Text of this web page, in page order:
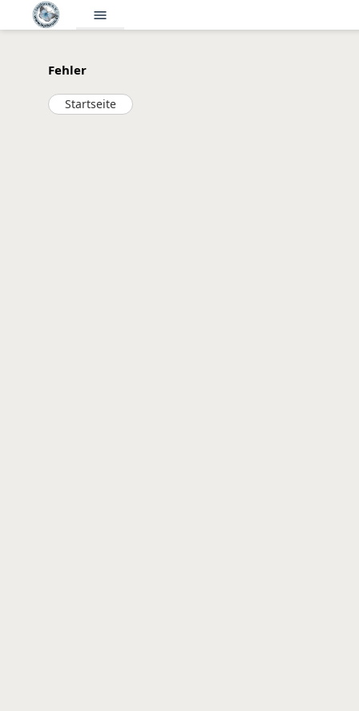
menu
Fehler
Startseite